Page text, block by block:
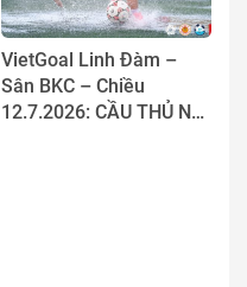
VietGoal Linh Đàm –
Sân BKC – Chiều
12.7.2026: CẦU THỦ NHÍ